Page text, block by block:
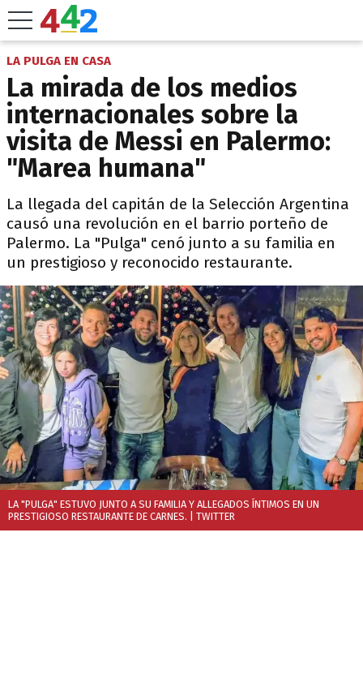
LA PULGA EN CASA
La mirada de los medios
internacionales sobre la
visita de Messi en Palermo:
"Marea humana"
La llegada del capitán de la Selección Argentina
causó una revolución en el barrio porteño de
Palermo. La "Pulga" cenó junto a su familia en
un prestigioso y reconocido restaurante.
LA "PULGA" ESTUVO JUNTO A SU FAMILIA Y ALLEGADOS ÍNTIMOS EN UN
PRESTIGIOSO RESTAURANTE DE CARNES. | TWITTER